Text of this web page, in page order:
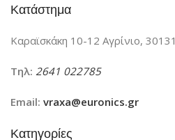
Κατάστημα
Καραϊσκάκη 10-12 Αγρίνιο, 30131
Τηλ: 2641 022785
Email: vraxa@euronics.gr
Κατηγορίες